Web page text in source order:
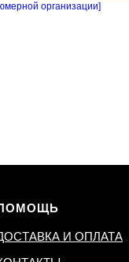
организации]
И ОПЛАТА